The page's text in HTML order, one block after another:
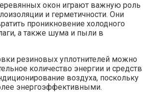
окон играют важную роль
и герметичности.​ Они
проникновение холодного
а также шума и пыли в
резиновых уплотнителей можно
количество энергии и средств
воздуха, поскольку
энергоэффективными.​